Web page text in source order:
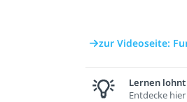
zur Videoseite:
Lernen lohnt
Entdecke